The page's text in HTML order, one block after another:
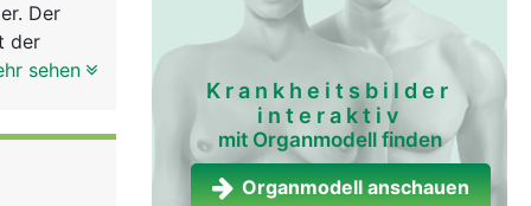
Der
der
der
sehen
Krankheitsbilder
interaktiv
mit Organmodell finden
Organmodell anschauen